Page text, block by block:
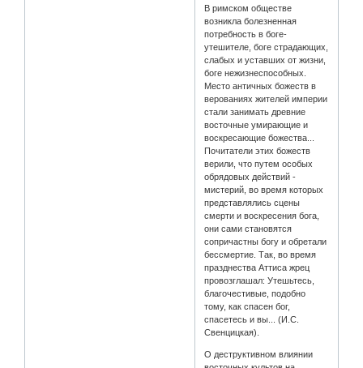
В римском обществе
возникла болезненная
потребность в боге-
утешителе, боге страдающих,
слабых и уставших от жизни,
боге нежизнеспособных.
Место античных божеств в
верованиях жителей империи
стали занимать древние
восточные умирающие и
воскресающие божества...
Почитатели этих божеств
верили, что путем особых
обрядовых действий -
мистерий, во время которых
представлялись сцены
смерти и воскресения бога,
они сами становятся
сопричастны богу и обретали
бессмертие. Так, во время
празднества Аттиса жрец
провозглашал: Утешьтесь,
благочестивые, подобно
тому, как спасен бог,
спасетесь и вы... (И.С.
Свенцицкая).
О деструктивном влиянии